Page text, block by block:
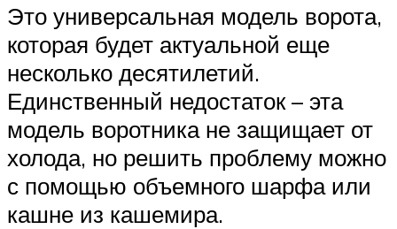
Это универсальная модель ворота,
которая будет актуальной еще
несколько десятилетий.
Единственный недостаток – эта
модель воротника не защищает от
холода, но решить проблему можно
с помощью объемного шарфа или
кашне из кашемира.